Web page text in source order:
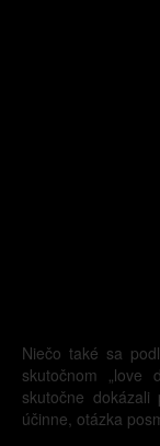
Niečo také sa
skutočnom „love
skutočne
účinne, otázka